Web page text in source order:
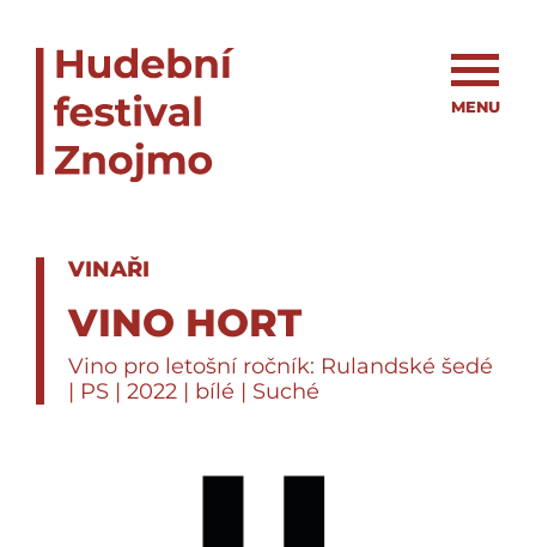
MENU
VINAŘI
VINO HORT
Vino pro letošní ročník: Rulandské šedé
| PS | 2022 | bílé | Suché